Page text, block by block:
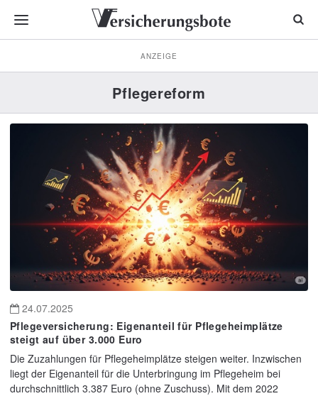
ANZEIGE
Pflegereform
24.07.2025
Pflegeversicherung: Eigenanteil für Pflegeheimplätze
steigt auf über 3.000 Euro
Die Zuzahlungen für Pflegeheimplätze steigen weiter. Inzwischen
liegt der Eigenanteil für die Unterbringung im Pflegeheim bei
durchschnittlich 3.387 Euro (ohne Zuschuss). Mit dem 2022